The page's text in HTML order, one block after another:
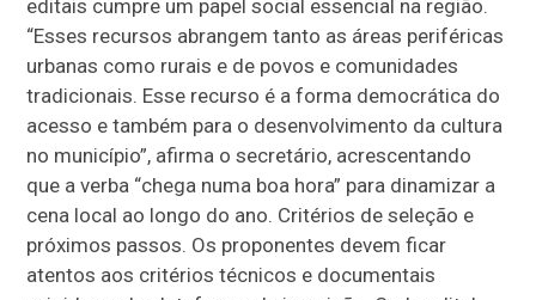
editais cumpre um papel social essencial na região.
“Esses recursos abrangem tanto as áreas periféricas
urbanas como rurais e de povos e comunidades
tradicionais. Esse recurso é a forma democrática do
acesso e também para o desenvolvimento da cultura
no município”, afirma o secretário, acrescentando
que a verba “chega numa boa hora” para dinamizar a
cena local ao longo do ano. Critérios de seleção e
próximos passos. Os proponentes devem ficar
atentos aos critérios técnicos e documentais